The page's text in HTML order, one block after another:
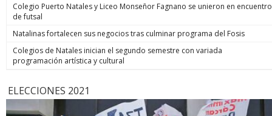
Colegio Puerto Natales y Liceo Monseñor Fagnano se unieron en encuentro
de futsal
Natalinas fortalecen sus negocios tras culminar programa del Fosis
Colegios de Natales inician el segundo semestre con variada
programación artística y cultural
ELECCIONES 2021